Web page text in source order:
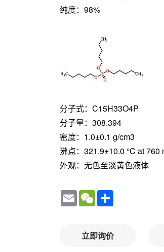
纯度：98%
分子式：C15H33O4P
分子量：308.394
密度：1.0±0.1 g/cm3
沸点：321.9±10.0 °C at 760
外观：无色至淡黄色液体
EmailWeChatShare
立即询价